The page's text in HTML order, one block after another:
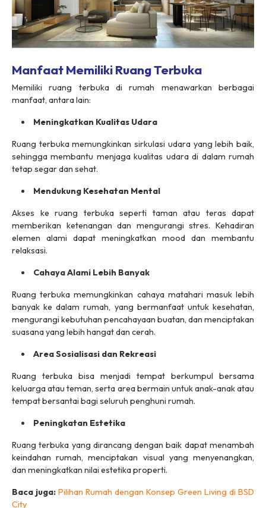
Manfaat Memiliki Ruang Terbuka
Memiliki ruang terbuka di rumah menawarkan berbagai
manfaat, antara lain:
Meningkatkan Kualitas Udara
Ruang terbuka memungkinkan sirkulasi udara yang lebih baik,
sehingga membantu menjaga kualitas udara di dalam rumah
tetap segar dan sehat.
Mendukung Kesehatan Mental
Akses ke ruang terbuka seperti taman atau teras dapat
memberikan ketenangan dan mengurangi stres. Kehadiran
elemen alami dapat meningkatkan mood dan membantu
relaksasi.
Cahaya Alami Lebih Banyak
Ruang terbuka memungkinkan cahaya matahari masuk lebih
banyak ke dalam rumah, yang bermanfaat untuk kesehatan,
mengurangi kebutuhan pencahayaan buatan, dan menciptakan
suasana yang lebih hangat dan cerah.
Area Sosialisasi dan Rekreasi
Ruang terbuka bisa menjadi tempat berkumpul bersama
keluarga atau teman, serta area bermain untuk anak-anak atau
tempat bersantai bagi seluruh penghuni rumah.
Peningkatan Estetika
Ruang terbuka yang dirancang dengan baik dapat menambah
keindahan rumah, menciptakan visual yang menyenangkan,
dan meningkatkan nilai estetika properti.
Baca juga: Pilihan Rumah dengan Konsep Green Living di BSD
City